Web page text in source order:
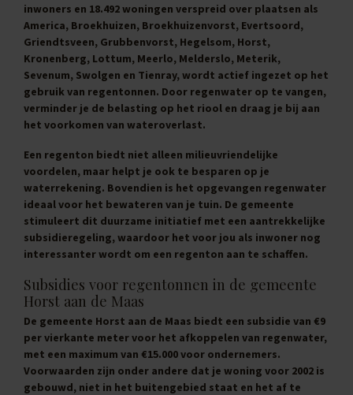
inwoners en 18.492 woningen verspreid over plaatsen als
America, Broekhuizen, Broekhuizenvorst, Evertsoord,
Griendtsveen, Grubbenvorst, Hegelsom, Horst,
Kronenberg, Lottum, Meerlo, Melderslo, Meterik,
Sevenum, Swolgen en Tienray, wordt actief ingezet op het
gebruik van regentonnen. Door regenwater op te vangen,
verminder je de belasting op het riool en draag je bij aan
het voorkomen van wateroverlast.
Een regenton biedt niet alleen milieuvriendelijke
voordelen, maar helpt je ook te besparen op je
waterrekening. Bovendien is het opgevangen regenwater
ideaal voor het bewateren van je tuin. De gemeente
stimuleert dit duurzame initiatief met een aantrekkelijke
subsidieregeling, waardoor het voor jou als inwoner nog
interessanter wordt om een regenton aan te schaffen.
Subsidies voor regentonnen in de gemeente
Horst aan de Maas
De gemeente Horst aan de Maas biedt een subsidie van €9
per vierkante metervoor het afkoppelen van regenwater,
met een maximum van €15.000voor ondernemers.
Voorwaarden zijn onder andere dat je woning voor 2002 is
gebouwd, niet in het buitengebied staat en het af te